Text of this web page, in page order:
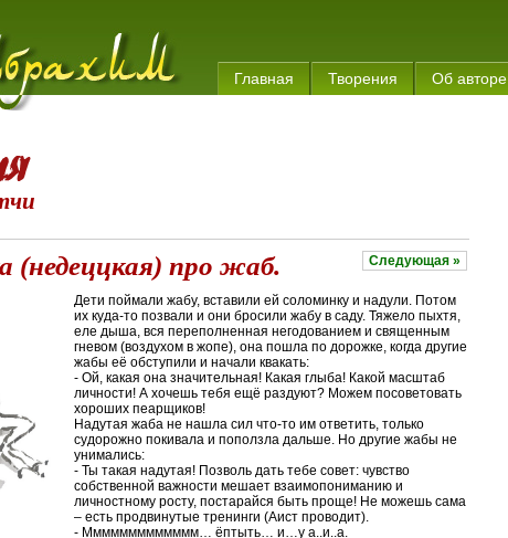
Главная Творения Об авторе
Следующая »
(недеццкая) про жаб.
Дети поймали жабу, вставили ей соломинку и надули. Потом
их куда-то позвали и они бросили жабу в саду. Тяжело пыхтя,
еле дыша, вся переполненная негодованием и священным
гневом (воздухом в жопе), она пошла по дорожке, когда другие
жабы её обступили и начали квакать:
- Ой, какая она значительная! Какая глыба! Какой масштаб
личности! А хочешь тебя ещё раздуют? Можем посоветовать
хороших пеарщиков!
Надутая жаба не нашла сил что-то им ответить, только
судорожно покивала и поползла дальше. Но другие жабы не
унимались:
- Ты такая надутая! Позволь дать тебе совет: чувство
собственной важности мешает взаимопониманию и
личностному росту, постарайся быть проще! Не можешь сама
– есть продвинутые тренинги (Аист проводит).
- Ммммммммммммм… ёптыть… и…у а..и..а.